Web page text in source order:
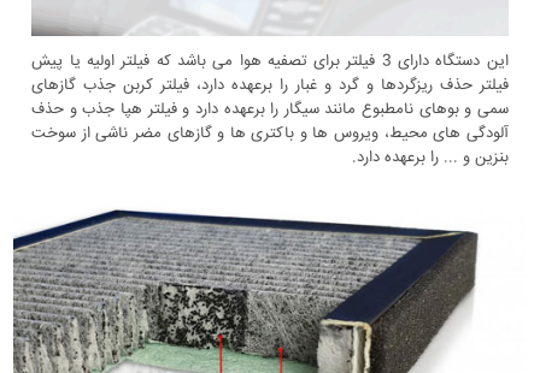
این دستگاه دارای 3 فیلتر برای تصفیه هوا می باشد که فیلتر اولیه یا پیش
فیلتر حذف ریزگردها و گرد و غبار را برعهده دارد، فیلتر کربن جذب گازهای
سمی و بوهای نامطبوع مانند سیگار را برعهده دارد و فیلتر هپا جذب و حذف
آلودگی های محیط، ویروس ها و باکتری ها و گازهای مضر ناشی از سوخت
بنزین و ... را برعهده دارد.